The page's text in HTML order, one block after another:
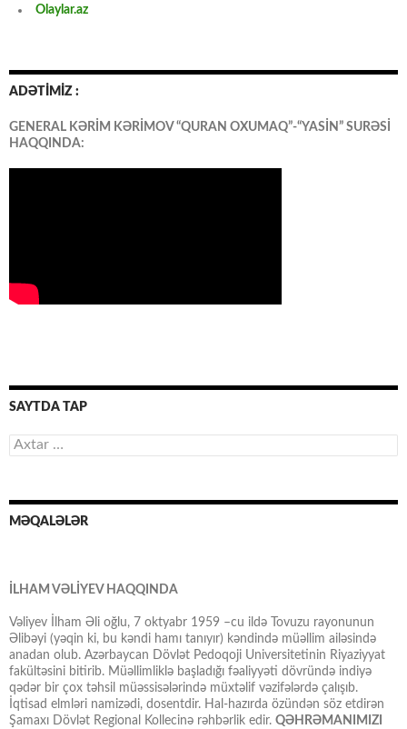
Olaylar.az
ADƏTİMİZ :
GENERAL KƏRİM KƏRİMOV “QURAN OXUMAQ”-“YASİN” SURƏSİ
HAQQINDA:
SAYTDA TAP
Axtarış:
MƏQALƏLƏR
İLHAM VƏLİYEV HAQQINDA
Vəliyev İlham Əli oğlu, 7 oktyabr 1959 –cu ildə Tovuzu rayonunun
Əlibəyi (yəqin ki, bu kəndi hamı tanıyır) kəndində müəllim ailəsində
anadan olub. Azərbaycan Dövlət Pedoqoji Universitetinin Riyaziyyat
fakültəsini bitirib. Müəllimliklə başladığı fəaliyyəti dövründə indiyə
qədər bir çox təhsil müəssisələrində müxtəlif vəzifələrdə çalışıb.
İqtisad elmləri namizədi, dosentdir. Hal-hazırda özündən söz etdirən
Şamaxı Dövlət Regional Kollecinə rəhbərlik edir. QƏHRƏMANIMIZI